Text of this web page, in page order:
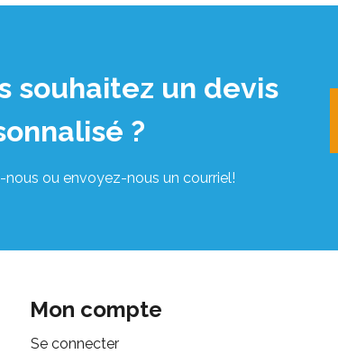
souhaitez un devis
?
ou envoyez-nous un courriel!
Mon compte
Se connecter